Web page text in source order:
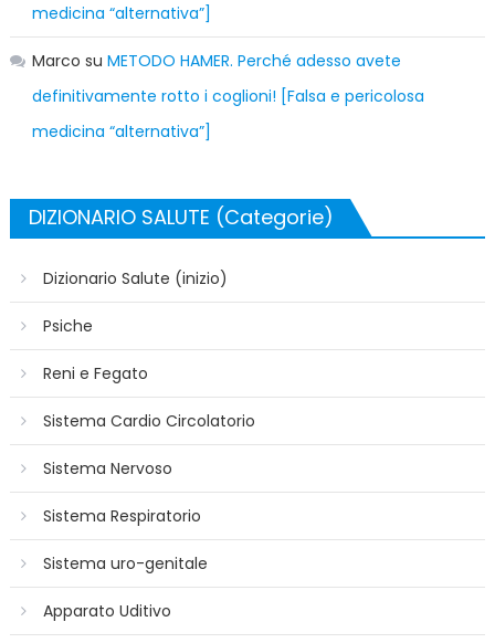
medicina “alternativa”]
Marco su METODO HAMER. Perché adesso avete
definitivamente rotto i coglioni! [Falsa e pericolosa
medicina “alternativa”]
DIZIONARIO SALUTE (Categorie)
Dizionario Salute (inizio)
Psiche
Reni e Fegato
Sistema Cardio Circolatorio
Sistema Nervoso
Sistema Respiratorio
Sistema uro-genitale
Apparato Uditivo